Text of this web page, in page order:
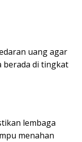
uang agar
berada di tingkat
lembaga
menahan